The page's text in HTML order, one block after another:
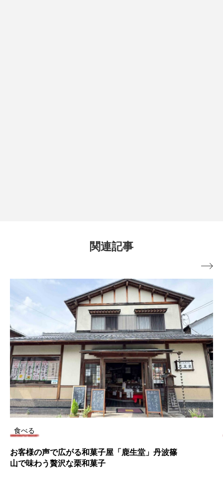
関連記事
篠山の知恵袋
丹波篠山「黒豆の歴史」知ってます？
